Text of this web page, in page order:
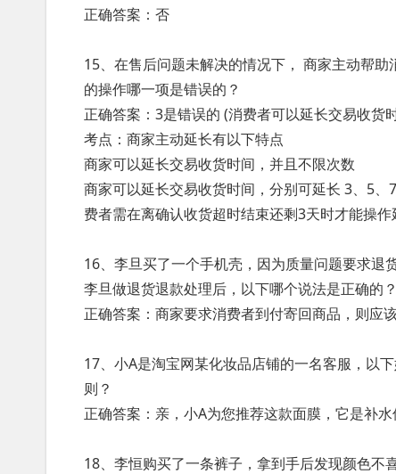
正确答案：否
15、在售后问题未解决的情况下， 商家主动帮
的操作哪一项是错误的？
正确答案：3是错误的 (消费者可以延长交易收
考点：商家主动延长有以下特点
商家可以延长交易收货时间，并且不限次数
商家可以延长交易收货时间，分别可延长 3、5、
费者需在离确认收货超时结束还剩3天时才能操
16、李旦买了一个手机壳，因为质量问题要求
李旦做退货退款处理后，以下哪个说法是正确的？
正确答案：商家要求消费者到付寄回商品，则应
17、小A是淘宝网某化妆品店铺的一名客服，以
则？
正确答案：亲，小A为您推荐这款面膜，它是补
18、李恒购买了一条裤子，拿到手后发现颜色不